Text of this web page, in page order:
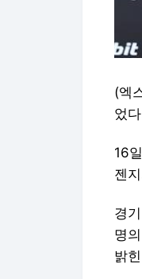
(엑
었
16
젠
경
명
밝